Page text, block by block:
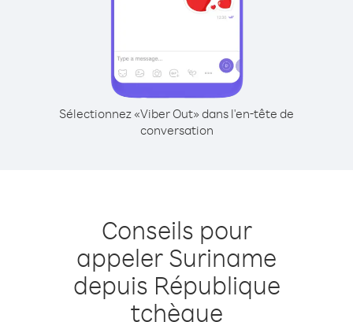
Sélectionnez «Viber Out» dans l'en-tête de
conversation
Conseils pour
appeler Suriname
depuis République
tchèque